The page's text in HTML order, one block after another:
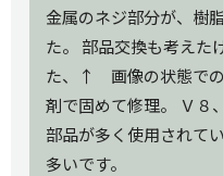
金属のネジ部分が、樹
た。 部品交換も考えた
た、↑ 画像の状態での
剤で固めて修理。 Ｖ８
部品が多く使用されて
多いです。